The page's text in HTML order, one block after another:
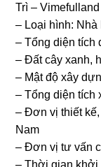
Trì – Vimefulland
– Loại hình:
– Tổng diện tích
– Đất cây xanh,
– Mật độ xây
– Tổng diện tích
– Đơn vị thiết
Nam
– Đơn vị tư vấn
– Thời gian khởi